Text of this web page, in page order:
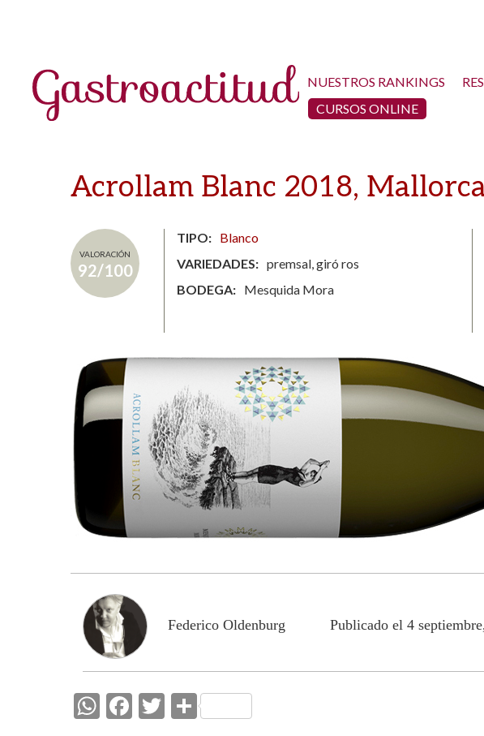
NUESTROS RANKINGS
CURSOS ONLINE
Acrollam Blanc 2018,
VALORACIÓN
92/100
TIPO
Blanco
VARIEDADES
premsal, giró ros
BODEGA
Mesquida Mora
Federico Oldenburg Publicado el 4
W F
T C